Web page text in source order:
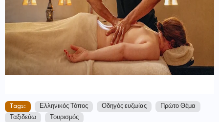
Tags: Ελληνικός Τόπος Οδηγός ευζωίας
Πρώτο Θέμα
Ταξιδεύω
Τουρισμός